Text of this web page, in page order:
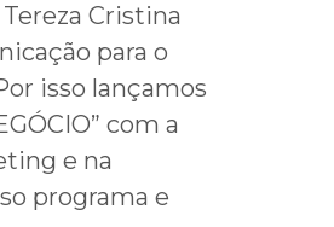
Cristina
para o
isso lançamos
com a
e na
programa e